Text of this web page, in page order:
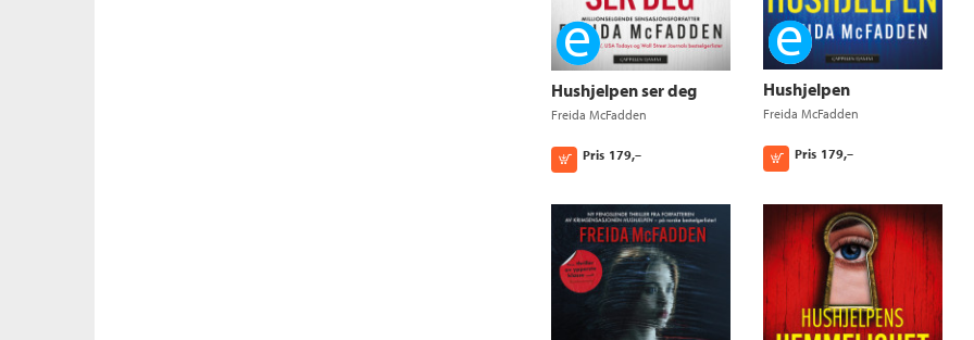
Ebok
Hushjelpen ser deg
Freida McFadden
Pris 179,–
Kjøp
Ebok
Hushjelpen
Freida McFadden
Pris 179,–
Kjøp